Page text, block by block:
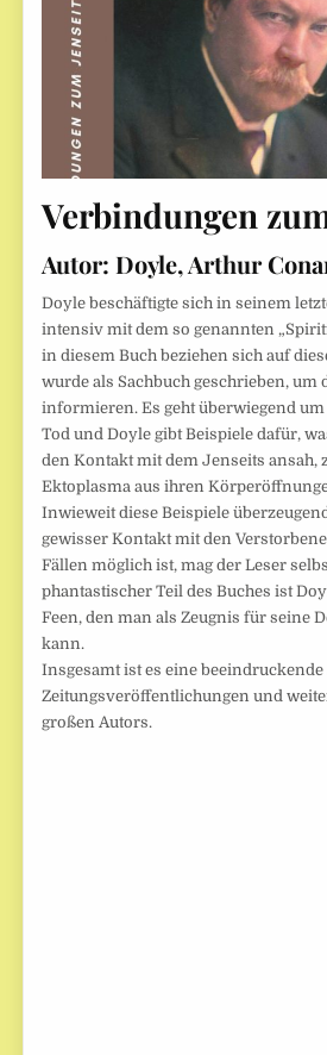
Verbindungen
Autor: Doyle, Arthur
Doyle beschäftigte sich in seinem
intensiv mit dem so genannten
in diesem Buch beziehen sich auf
wurde als Sachbuch geschrieben, um
informieren. Es geht überwiegend um
Tod und Doyle gibt Beispiele dafür,
den Kontakt mit dem Jenseits ansah,
Ektoplasma aus ihren
Inwieweit diese Beispiele
gewisser Kontakt mit den
Fällen möglich ist, mag der Leser
phantastischer Teil des Buches ist
Feen, den man als Zeugnis für seine
kann.
Insgesamt ist es eine
Zeitungsveröffentlichungen und
großen Autors.